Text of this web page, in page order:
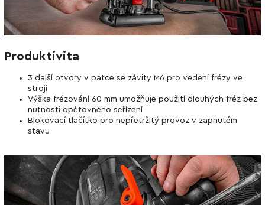
Produktivita
3 další otvory v patce se závity M6 pro vedení frézy ve
stroji
Výška frézování 60 mm umožňuje použití dlouhých fréz bez
nutnosti opětovného seřízení
Blokovací tlačítko pro nepřetržitý provoz v zapnutém
stavu